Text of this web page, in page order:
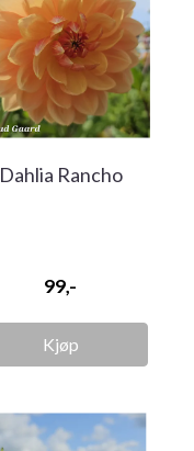
Dahlia Rancho
99,-
Kjøp